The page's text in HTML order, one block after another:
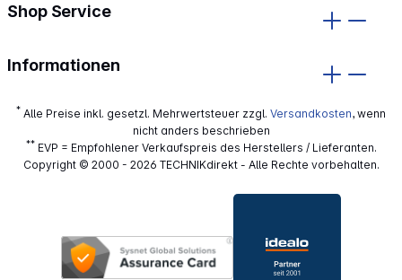
Shop Service
Informationen
* Alle Preise inkl. gesetzl. Mehrwertsteuer zzgl. Versandkosten, wenn
nicht anders beschrieben
**EVP = Empfohlener Verkaufspreis des Herstellers / Lieferanten.
Copyright © 2000 - 2026 TECHNIKdirekt - Alle Rechte vorbehalten.